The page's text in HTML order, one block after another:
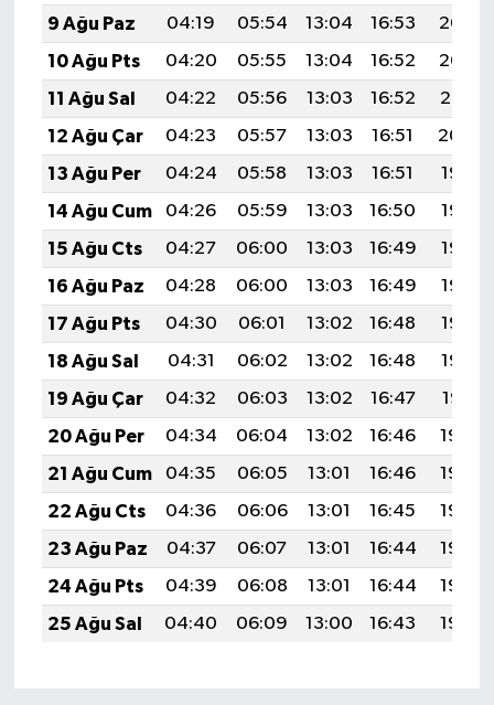
9 Ağu Paz
04:19 05:54 13:04 16:53
20:03
10 Ağu Pts
04:20 05:55 13:04 16:52
20:02
11 Ağu Sal
04:22 05:56 13:03 16:52
20:01
12 Ağu Çar
04:23 05:57 13:03 16:51
20:00
13 Ağu Per
04:24 05:58 13:03 16:51
19:58
14 Ağu Cum
04:26 05:59 13:03 16:50
19:57
15 Ağu Cts
04:27 06:00 13:03 16:49
19:56
16 Ağu Paz
04:28 06:00 13:03 16:49
19:55
17 Ağu Pts
04:30 06:01 13:02 16:48
19:53
18 Ağu Sal
04:31 06:02 13:02 16:48
19:52
19 Ağu Çar
04:32 06:03 13:02 16:47
19:51
20 Ağu Per
04:34 06:04 13:02 16:46
19:49
21 Ağu Cum
04:35 06:05 13:01 16:46
19:48
22 Ağu Cts
04:36 06:06 13:01 16:45
19:46
23 Ağu Paz
04:37 06:07 13:01 16:44
19:45
24 Ağu Pts
04:39 06:08 13:01 16:44
19:44
25 Ağu Sal
04:40 06:09 13:00 16:43 19:42